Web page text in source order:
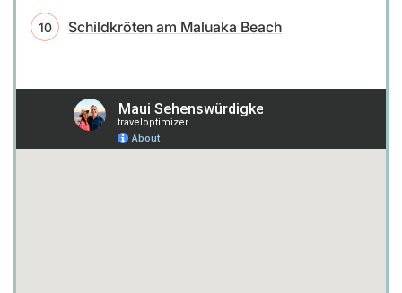
Schildkröten am Maluaka Beach